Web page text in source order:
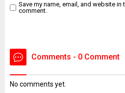
Save my name, email, and website
comment.
Comments - 0 Comment
No comments yet.